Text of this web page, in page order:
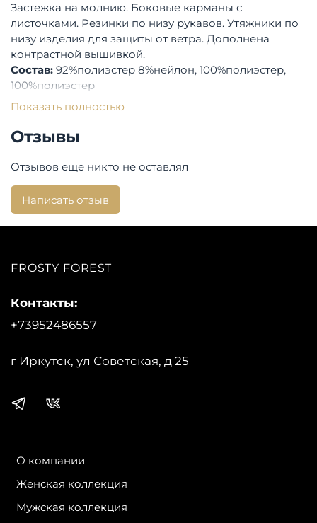
Застежка на молнию. Боковые карманы с
листочками. Резинки по низу рукавов. Утяжники по
низу изделия для защиты от ветра. Дополнена
контрастной вышивкой.
Состав: 92%полиэстер 8%нейлон, 100%полиэстер,
100%полиэстер
Бренд:
Показать полностью
Отзывы
Отзывов еще никто не оставлял
Написать отзыв
FROSTY FOREST
О компании
Женская коллекция
Мужская коллекция
Контакты:
+73952486557
г Иркутск, ул Советская, д 25